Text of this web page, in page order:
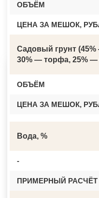
ОБЪЁМ
ЦЕНА ЗА МЕШОК,
Садовый грунт
30% — торфа, 25% —
ОБЪЁМ
ЦЕНА ЗА МЕШОК,
Вода, %
-
ПРИМЕРНЫЙ РАСЧЁТ